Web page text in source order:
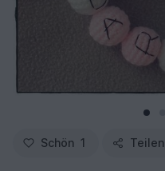
Schön 1 Teilen